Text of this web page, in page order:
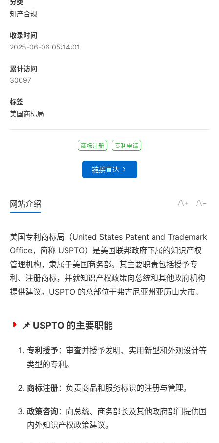
分类
知产合规
收录时间
2025-06-06 05:14:01
累计访问
30097
标签
美国商标局
商标注册 专利申请
链接直达
网站介绍
美国专利商标局（United States Patent and Trademark
Office，简称 USPTO）是美国联邦政府下属的知识产权
管理机构，隶属于美国商务部。其主要职责包括授予专
利、注册商标，并就知识产权政策向总统和其他政府机构
提供建议。USPTO 的总部位于弗吉尼亚州亚历山大市。
📌 USPTO 的主要职能
专利授予：审查并授予发明、实用新型和外观设计等
类型的专利。
商标注册：负责商品和服务标识的注册与管理。
政策咨询：向总统、商务部长及其他政府部门提供国
内外知识产权政策建议。